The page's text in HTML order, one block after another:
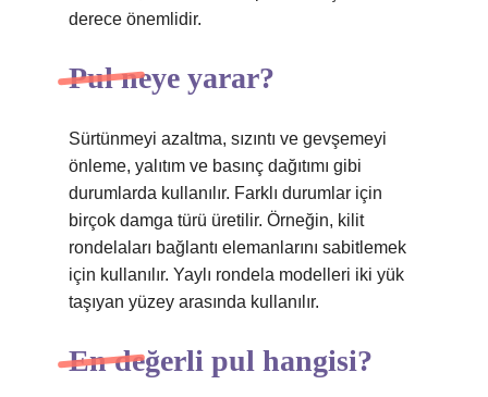
derece önemlidir.
Pul neye yarar?
Sürtünmeyi azaltma, sızıntı ve gevşemeyi
önleme, yalıtım ve basınç dağıtımı gibi
durumlarda kullanılır. Farklı durumlar için
birçok damga türü üretilir. Örneğin, kilit
rondelaları bağlantı elemanlarını sabitlemek
için kullanılır. Yaylı rondela modelleri iki yük
taşıyan yüzey arasında kullanılır.
En değerli pul hangisi?